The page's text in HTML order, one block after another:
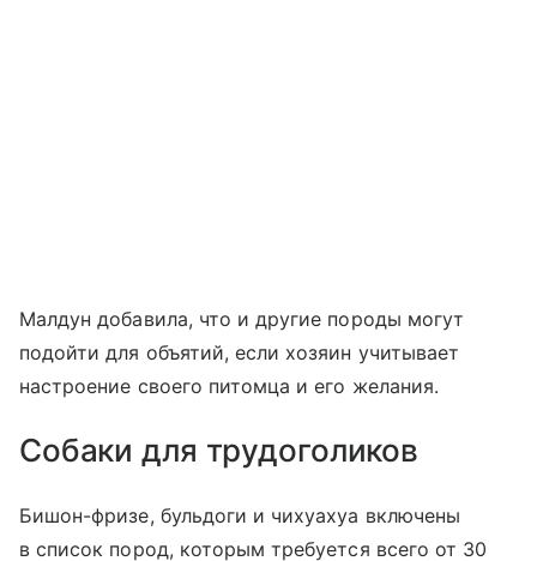
Малдун добавила, что и другие породы могут
подойти для объятий, если хозяин учитывает
настроение своего питомца и его желания.
Собаки для трудоголиков
Бишон-фризе, бульдоги и чихуахуа включены
в список пород, которым требуется всего от 30